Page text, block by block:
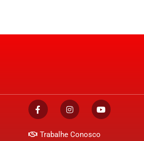
Trabalhe Conosco